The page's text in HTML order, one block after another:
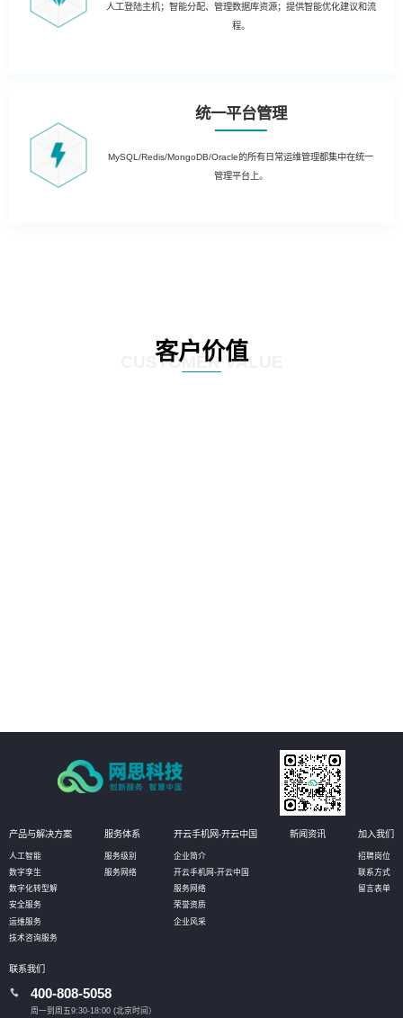
人工登陆主机；智能分配、管理数据库资源；提供智能优化建议和流
程。
统一平台管理
MySQL/Redis/MongoDB/Oracle的所有日常运维管理都集中在统一
管理平台上。
客户价值
CUSTOMER VALUE
产品与解决方案
人工智能
数字孪生
数字化转型解
安全服务
运维服务
技术咨询服务
服务体系
服务级别
服务网络
开云手机网-开云中国
企业简介
开云手机网-开云中国
服务网络
荣誉资质
企业风采
新闻资讯 加入我们
招聘岗位
联系方式
留言表单
联系我们
400-808-5058
周一到周五9:30-18:00 (北京时间）